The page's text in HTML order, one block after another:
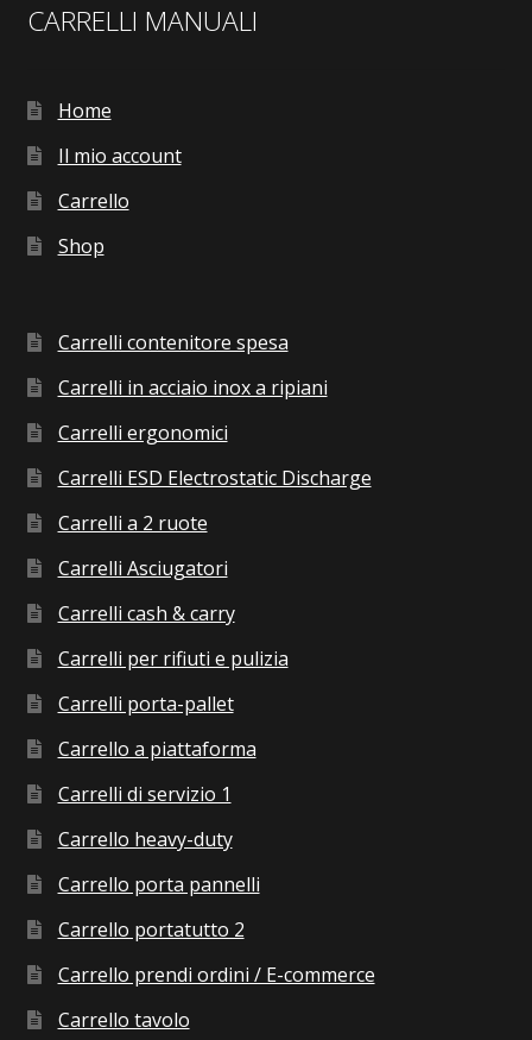
CARRELLI MANUALI
Home
Il mio account
Carrello
Shop
Carrelli contenitore spesa
Carrelli in acciaio inox a ripiani
Carrelli ergonomici
Carrelli ESD Electrostatic Discharge
Carrelli a 2 ruote
Carrelli Asciugatori
Carrelli cash & carry
Carrelli per rifiuti e pulizia
Carrelli porta-pallet
Carrello a piattaforma
Carrelli di servizio 1
Carrello heavy-duty
Carrello porta pannelli
Carrello portatutto 2
Carrello prendi ordini / E-commerce
Carrello tavolo